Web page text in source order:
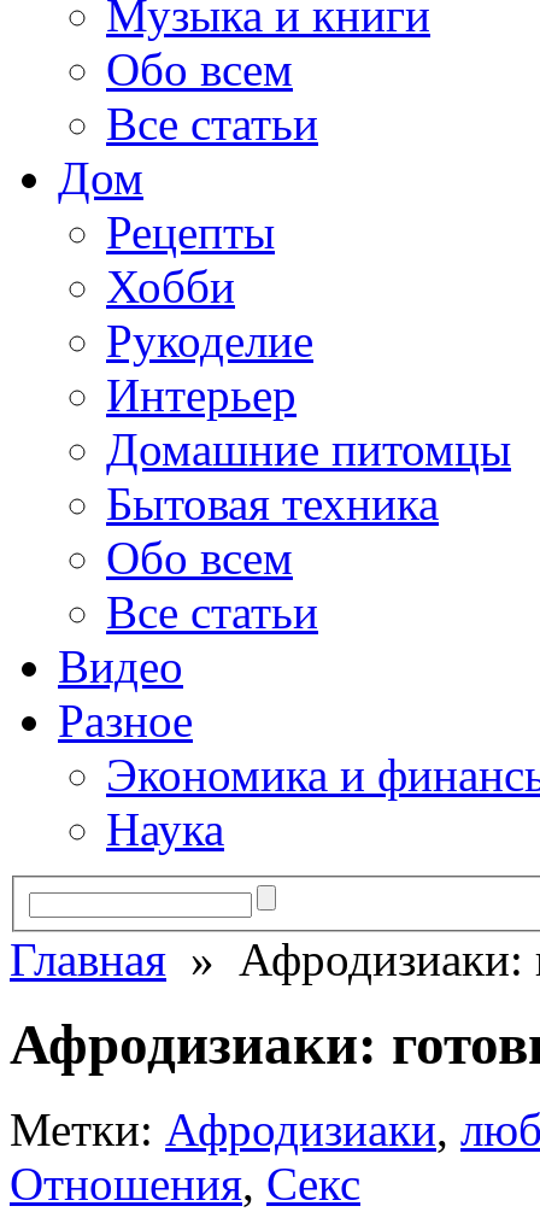
Музыка и книги
Обо всем
Все статьи
Дом
Рецепты
Хобби
Рукоделие
Интерьер
Домашние питомцы
Бытовая техника
Обо всем
Все статьи
Видео
Разное
Экономика и
Наука
Главная » Афродизиаки:
Афродизиаки:
Метки: Афродизиаки,
Отношения, Секс